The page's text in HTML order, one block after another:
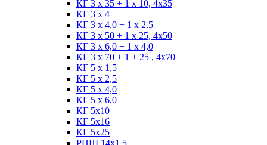
КГ 3 х 35 + 1 x 10, 4х35
КГ 3 х 4
КГ 3 х 4,0 + 1 x 2.5
КГ 3 х 50 + 1 x 25, 4х50
КГ 3 х 6,0 + 1 x 4,0
КГ 3 х 70 + 1 + 25 , 4х70
КГ 5 х 1,5
КГ 5 х 2,5
КГ 5 х 4,0
КГ 5 х 6,0
КГ 5х10
КГ 5х16
КГ 5х25
РПШ 14х1,5